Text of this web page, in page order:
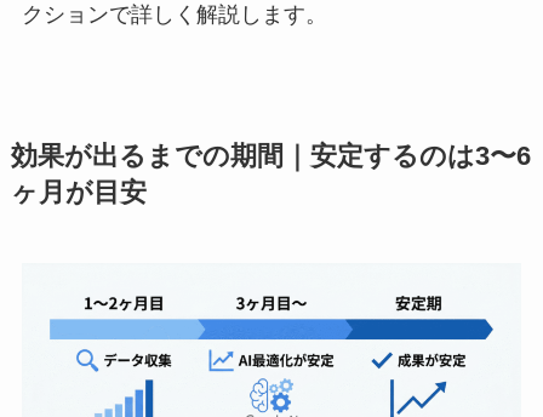
クションで詳しく解説します。
効果が出るまでの期間｜安定するのは3〜6
ヶ月が目安